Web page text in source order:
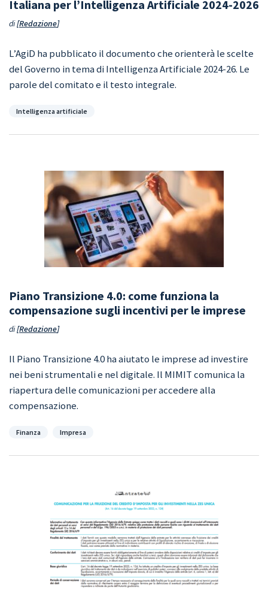
Italiana per l’Intelligenza Artificiale 2024-2026
di Redazione
L’AgiD ha pubblicato il documento che orienterà le scelte
del Governo in tema di Intelligenza Artificiale 2024-26. Le
parole del comitato e il testo integrale.
Categorie
Intelligenza artificiale
Piano Transizione 4.0: come funziona la
compensazione sugli incentivi per le imprese
di Redazione
Il Piano Transizione 4.0 ha aiutato le imprese ad investire
nei beni strumentali e nel digitale. Il MIMIT comunica la
riapertura delle comunicazioni per accedere alla
compensazione.
Categorie
Finanza Impresa